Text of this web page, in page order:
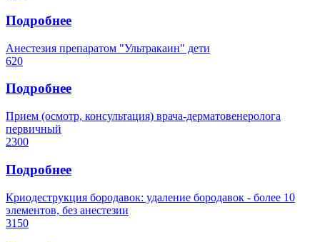
Подробнее
Анестезия препаратом "Ультракаин" дети
620
Подробнее
Прием (осмотр, консультация) врача-дерматовенеролога
первичный
2300
Подробнее
Криодеструкция бородавок: удаление бородавок - более 10
элементов, без анестезии
3150